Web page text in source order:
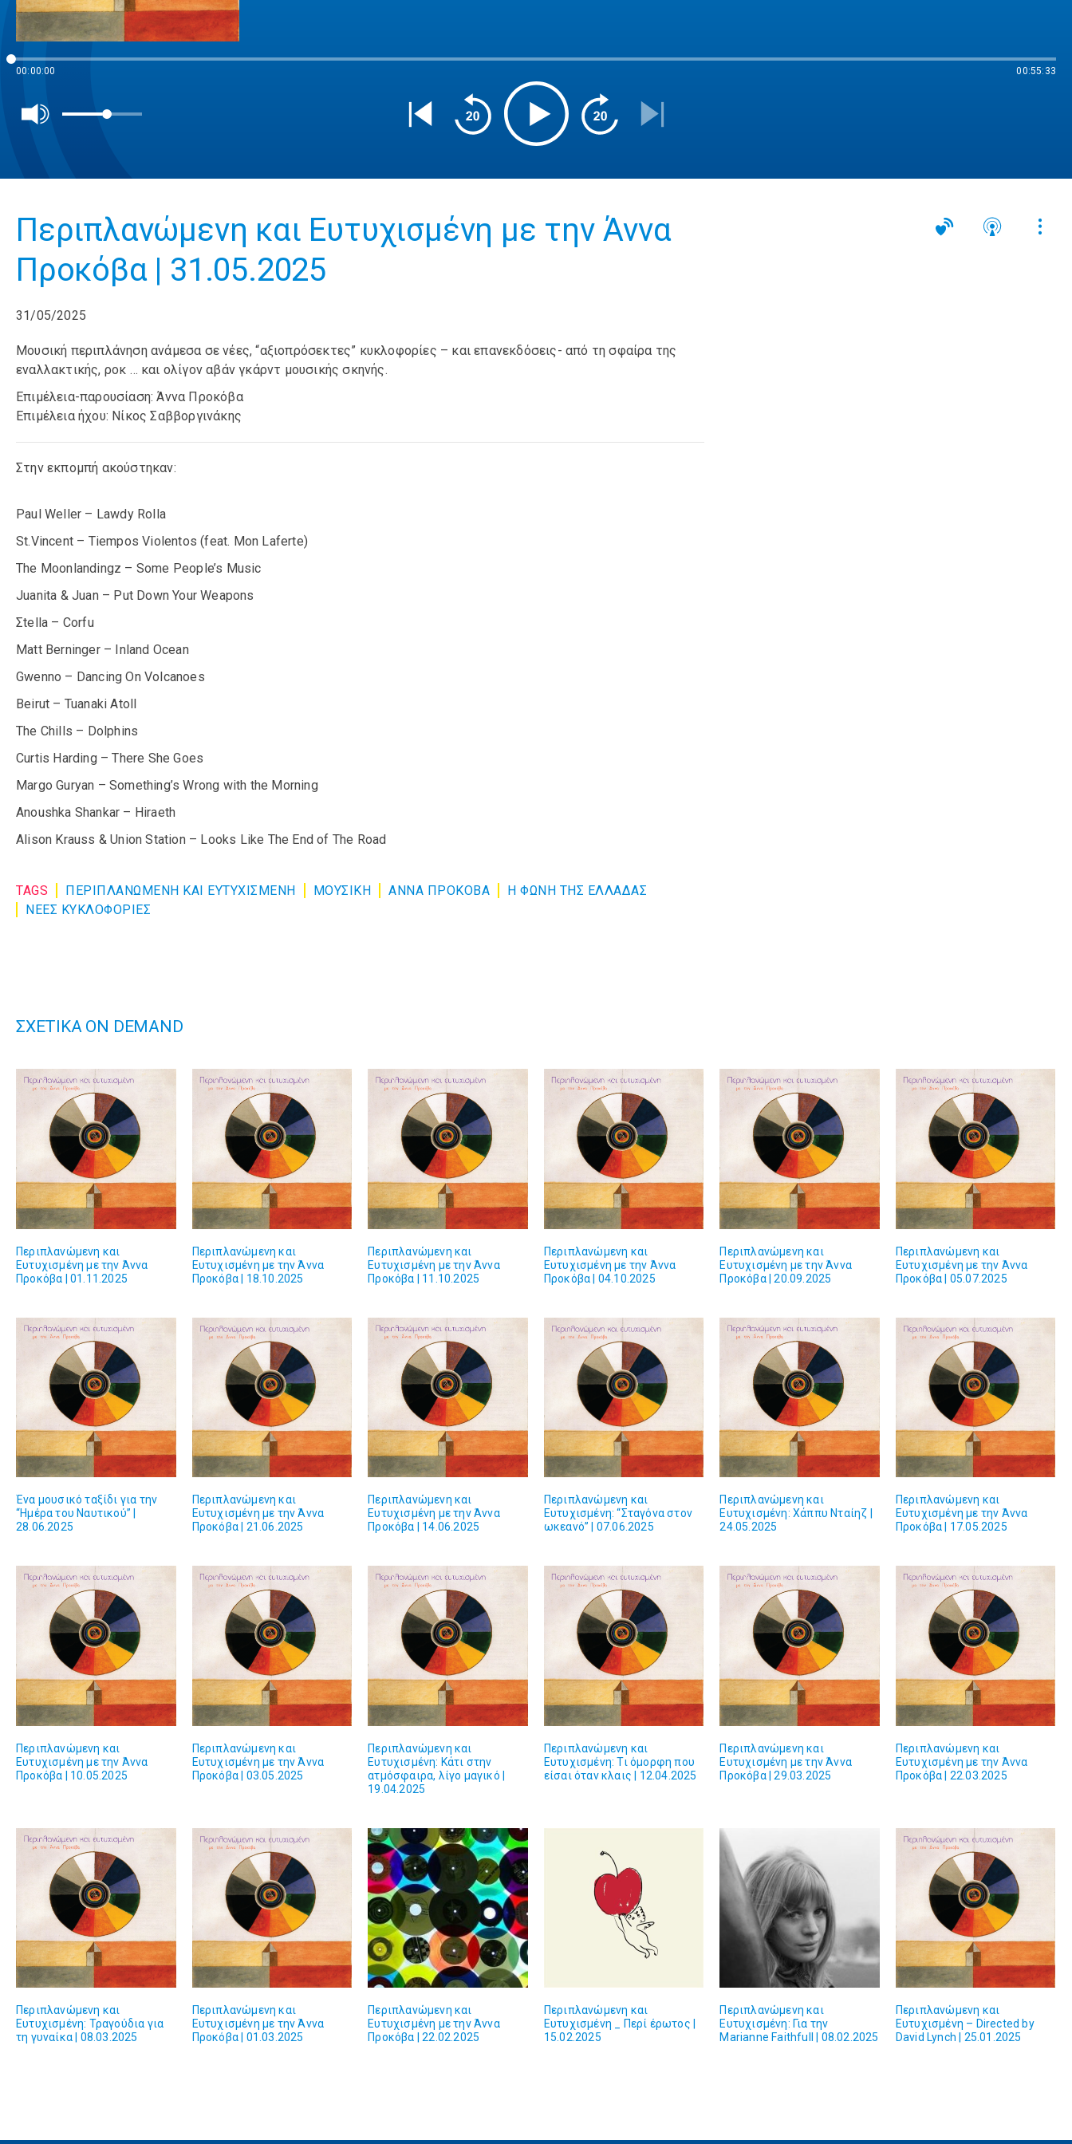
00:00:00 00:55:33
Περιπλανώμενη και Ευτυχισμένη με την Άννα
Προκόβα | 31.05.2025
31/05/2025
Μουσική περιπλάνηση ανάμεσα σε νέες, “αξιοπρόσεκτες” κυκλοφορίες – και επανεκδόσεις- από τη σφαίρα της
εναλλακτικής, ροκ … και ολίγον αβάν γκάρντ μουσικής σκηνής.
Επιμέλεια-παρουσίαση: Άννα Προκόβα
Επιμέλεια ήχου: Νίκος Σαββοργινάκης
Στην εκπομπή ακούστηκαν:
Paul Weller – Lawdy Rolla
St.Vincent – Tiempos Violentos (feat. Mon Laferte)
The Moonlandingz – Some People’s Music
Juanita & Juan – Put Down Your Weapons
Σtella – Corfu
Matt Berninger – Inland Ocean
Gwenno – Dancing On Volcanoes
Beirut – Tuanaki Atoll
The Chills – Dolphins
Curtis Harding – There She Goes
Margo Guryan – Something’s Wrong with the Morning
Anoushka Shankar – Hiraeth
Alison Krauss & Union Station – Looks Like The End of The Road
TAGS ΠΕΡΙΠΛΑΝΩΜΕΝΗ ΚΑΙ ΕΥΤΥΧΙΣΜΕΝΗ ΜΟΥΣΙΚΉ ΑΝΝΑ ΠΡΟΚΟΒΑ
Η ΦΩΝΗ ΤΗΣ ΕΛΛΑΔΑΣ
ΝΕΕΣ ΚΥΚΛΟΦΟΡΙΕΣ
ΣΧΕΤΙΚΑ ON DEMAND
Περιπλανώμενη και
Ευτυχισμένη με την Άννα
Προκόβα | 01.11.2025
Περιπλανώμενη και
Ευτυχισμένη με την Άννα
Προκόβα | 18.10.2025
Περιπλανώμενη και
Ευτυχισμένη με την Άννα
Προκόβα | 11.10.2025
Περιπλανώμενη και
Ευτυχισμένη με την Άννα
Προκόβα | 04.10.2025
Περιπλανώμενη και
Ευτυχισμένη με την Άννα
Προκόβα | 20.09.2025
Περιπλανώμενη και
Ευτυχισμένη με την Άννα
Προκόβα | 05.07.2025
Ένα μουσικό ταξίδι για την
“Ημέρα του Ναυτικού” |
28.06.2025
Περιπλανώμενη και
Ευτυχισμένη με την Άννα
Προκόβα | 21.06.2025
Περιπλανώμενη και
Ευτυχισμένη με την Άννα
Προκόβα | 14.06.2025
Περιπλανώμενη και
Ευτυχισμένη: “Σταγόνα στον
ωκεανό” | 07.06.2025
Περιπλανώμενη και
Ευτυχισμένη: Χάππυ Νταίηζ |
24.05.2025
Περιπλανώμενη και
Ευτυχισμένη με την Άννα
Προκόβα | 17.05.2025
Περιπλανώμενη και
Ευτυχισμένη με την Άννα
Προκόβα | 10.05.2025
Περιπλανώμενη και
Ευτυχισμένη με την Άννα
Προκόβα | 03.05.2025
Περιπλανώμενη και
Ευτυχισμένη: Κάτι στην
ατμόσφαιρα, λίγο μαγικό |
19.04.2025
Περιπλανώμενη και
Ευτυχισμένη: Τι όμορφη που
είσαι όταν κλαις | 12.04.2025
Περιπλανώμενη και
Ευτυχισμένη με την Άννα
Προκόβα | 29.03.2025
Περιπλανώμενη και
Ευτυχισμένη με την Άννα
Προκόβα | 22.03.2025
Περιπλανώμενη και
Ευτυχισμένη: Τραγούδια για
τη γυναίκα | 08.03.2025
Περιπλανώμενη και
Ευτυχισμένη με την Άννα
Προκόβα | 01.03.2025
Περιπλανώμενη και
Ευτυχισμένη με την Άννα
Προκόβα | 22.02.2025
Περιπλανώμενη και
Ευτυχισμένη _ Περί έρωτος |
15.02.2025
Περιπλανώμενη και
Ευτυχισμένη: Για την
Marianne Faithfull | 08.02.2025
Περιπλανώμενη και
Ευτυχισμένη – Directed by
David Lynch | 25.01.2025